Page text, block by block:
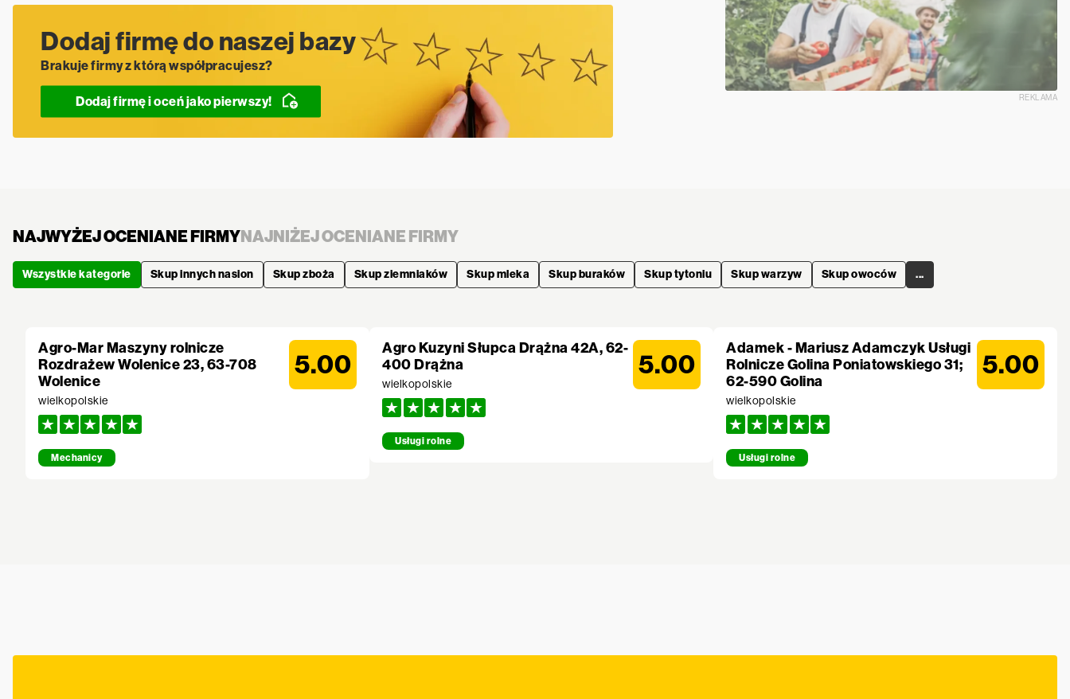
Dodaj firmę do naszej bazy
Brakuje firmy z którą współpracujesz?
Dodaj firmę i oceń jako pierwszy! REKLAMA
NAJWYŻEJ OCENIANE FIRMY NAJNIŻEJ OCENIANE FIRMY
Wszystkie kategorie Skup innych nasion Skup zboża Skup ziemniaków Skup mleka Skup buraków Skup tytoniu Skup warzyw Skup owoców ...
Agro-Mar Maszyny rolnicze
Rozdrażew Wolenice 23, 63-708
Wolenice
wielkopolskie
Mechanicy
5.00
Agro Kuzyni Słupca Drążna 42A, 62-
400 Drążna
wielkopolskie
Usługi rolne
5.00
Adamek - Mariusz Adamczyk Usługi
Rolnicze Golina Poniatowskiego 31;
62-590 Golina
wielkopolskie
Usługi rolne
5.00